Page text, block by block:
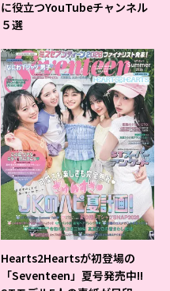
に役立つYouTubeチャンネル
５選
Hearts2Heartsが初登場の
「Seventeen」夏号発売中!!